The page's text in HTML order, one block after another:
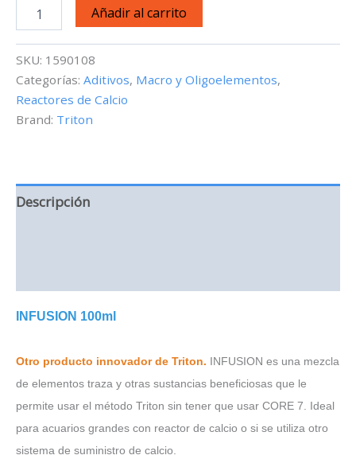
Infusion
ml
cantidad
Añadir al carrito
SKU: 1590108
Categorías: Aditivos, Macro y Oligoelementos,
Reactores de Calcio
Brand: Triton
Descripción
INFUSION 100ml
Otro producto innovador de Triton. INFUSION es una mezcla
de elementos traza y otras sustancias beneficiosas que le
permite usar el método Triton sin tener que usar CORE 7. Ideal
para acuarios grandes con reactor de calcio o si se utiliza otro
sistema de suministro de calcio.